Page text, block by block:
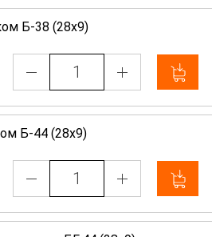
Б-38 (28х9)
Б-44 (28х9)